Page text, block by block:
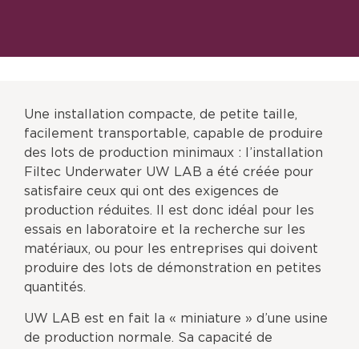
Une installation compacte, de petite taille,
facilement transportable, capable de produire
des lots de production minimaux : l’installation
Filtec Underwater UW LAB a été créée pour
satisfaire ceux qui ont des exigences de
production réduites. Il est donc idéal pour les
essais en laboratoire et la recherche sur les
matériaux, ou pour les entreprises qui doivent
produire des lots de démonstration en petites
quantités.
UW LAB est en fait la « miniature » d’une usine
de production normale. Sa capacité de